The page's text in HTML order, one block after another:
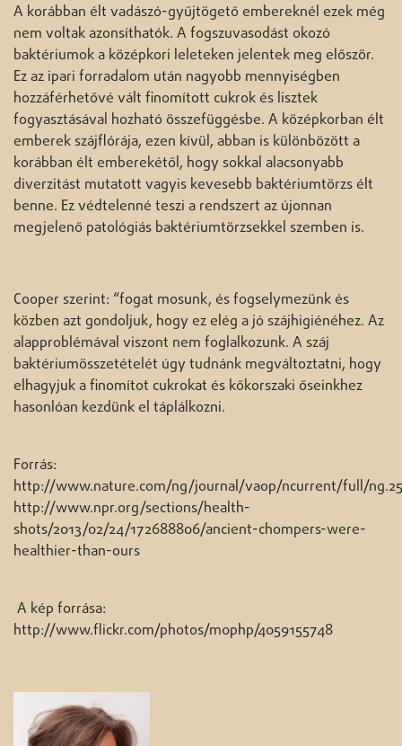
A korábban élt vadászó-gyűjtögető embereknél ezek még
nem voltak azonsíthatók. A fogszuvasodást okozó
baktériumok a középkori leleteken jelentek meg először.
Ez az ipari forradalom után nagyobb mennyiségben
hozzáférhetővé vált finomított cukrok és lisztek
fogyasztásával hozható összefüggésbe. A középkorban élt
emberek szájflórája, ezen kívül, abban is különbözött a
korábban élt emberekétől, hogy sokkal alacsonyabb
diverzitást mutatott vagyis kevesebb baktériumtörzs élt
benne. Ez védtelenné teszi a rendszert az újonnan
megjelenő patológiás baktériumtörzsekkel szemben is.
Cooper szerint: “fogat mosunk, és fogselymezünk és
közben azt gondoljuk, hogy ez elég a jó szájhigiénéhez. Az
alapproblémával viszont nem foglalkozunk. A száj
baktériumösszetételét úgy tudnánk megváltoztatni, hogy
elhagyjuk a finomítot cukrokat és kőkorszaki őseinkhez
hasonlóan kezdünk el táplálkozni.
Forrás:
http://www.nature.com/ng/journal/vaop/ncurrent/full/
http://www.npr.org/sections/health-
shots/2013/02/24/172688806/ancient-chompers-were-
healthier-than-ours
A kép forrása:
http://www.flickr.com/photos/m0php/4059155748